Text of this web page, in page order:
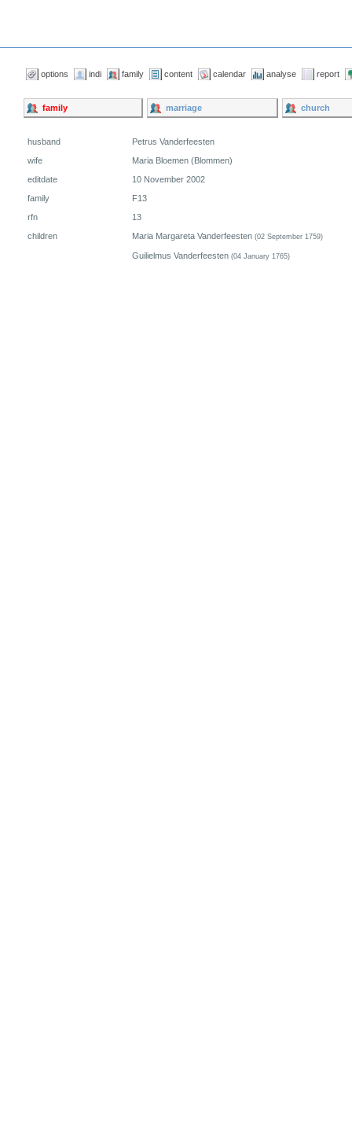
options indi family content calendar analyse report
family marriage church
husband
Petrus Vanderfeesten
wife
Maria Bloemen (Blommen)
editdate
10 November 2002
family
F13
rfn
13
children
Maria Margareta Vanderfeesten (02 September 1759)
Guilielmus Vanderfeesten (04 January 1765)